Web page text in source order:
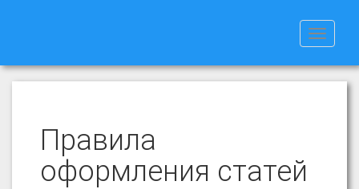
Toggle
Правила
оформления статей